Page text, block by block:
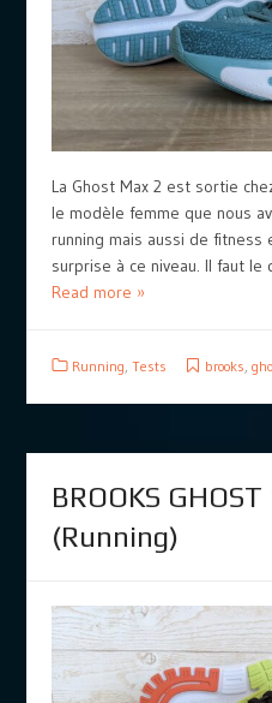
La Ghost Max 2 est sortie
le modèle femme que nous
running mais aussi de fitness
surprise à ce niveau. Il faut le
Read more »
Running, Tests brooks,
BROOKS
(Running)